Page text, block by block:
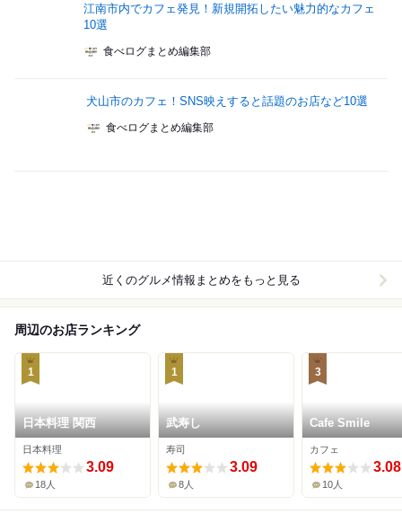
江南市内でカフェ発見！新規開拓したい魅力的なカフェ
10選
食べログまとめ編集部
犬山市のカフェ！SNS映えすると話題のお店など10選
食べログまとめ編集部
近くのグルメ情報まとめをもっと見る
周辺のお店ランキング
1
日本料理 関西
日本料理
3.09
18人
1
武寿し
寿司
3.09
8人
3
Cafe Smile
カフェ
3.08
10人